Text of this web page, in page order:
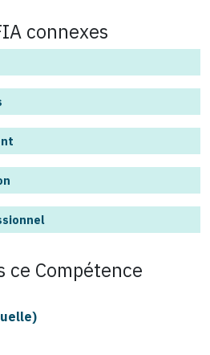
connexes
ce Compétence